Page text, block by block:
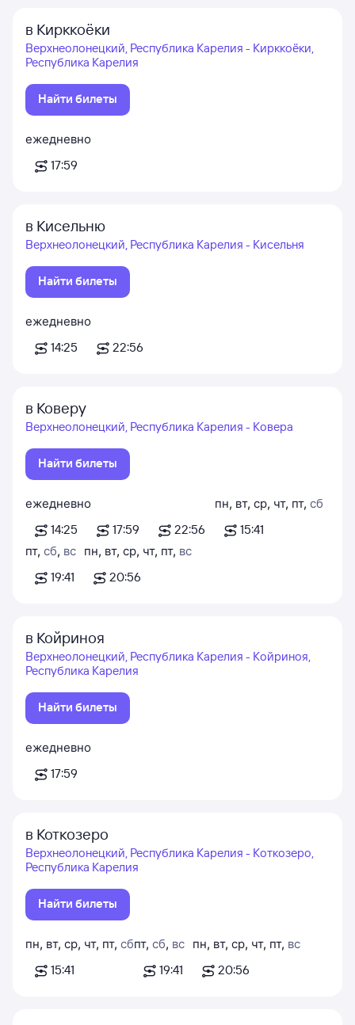
в Кирккоёки
Верхнеолонецкий, Республика Карелия - Кирккоёки,
Республика Карелия
Найти билеты
ежедневно
17:59
в Кисельню
Верхнеолонецкий, Республика Карелия - Кисельня
Найти билеты
ежедневно
14:25
22:56
в Коверу
Верхнеолонецкий, Республика Карелия - Ковера
Найти билеты
ежедневно
14:25
17:59 22:56
пн, вт, ср, чт, пт, сб
15:41
пт, сб, вс
19:41
пн, вт, ср, чт, пт, вс
20:56
в Койриноя
Верхнеолонецкий, Республика Карелия - Койриноя,
Республика Карелия
Найти билеты
ежедневно
17:59
в Коткозеро
Верхнеолонецкий, Республика Карелия - Коткозеро,
Республика Карелия
Найти билеты
пн, вт, ср, чт, пт, сб
15:41
пт, сб, вс
19:41
пн, вт, ср, чт, пт, вс
20:56